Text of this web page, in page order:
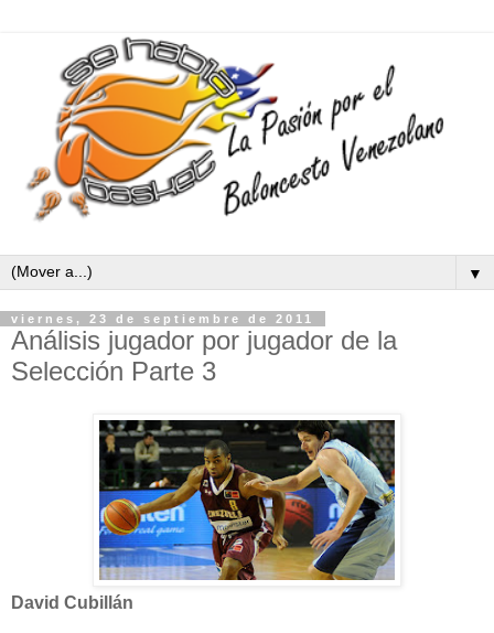
▼
viernes, 23 de septiembre de 2011
Análisis jugador por jugador de la
Selección Parte 3
David Cubillán